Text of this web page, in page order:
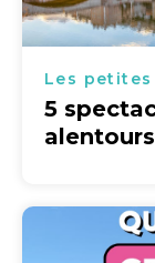
Les
5
alentours